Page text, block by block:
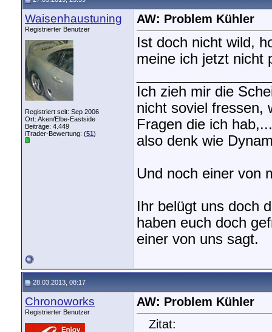
Waisenhaustuning
Registrierter Benutzer
Registriert seit: Sep 2006
Ort: Aken/Elbe-Eastside
Beiträge: 4.449
iTrader-Bewertung: (51)
AW: Problem Kühler
Ist doch nicht wild,
meine ich jetzt nicht
Ich zieh mir die
nicht soviel fressen,
Fragen die ich
also denk wie
Und noch einer von
Ihr belügt uns doch
haben euch doch
einer von uns sagt.
28.03.2013, 08:17
Chronoworks
Registrierter Benutzer
AW: Problem Kühler
Zitat: